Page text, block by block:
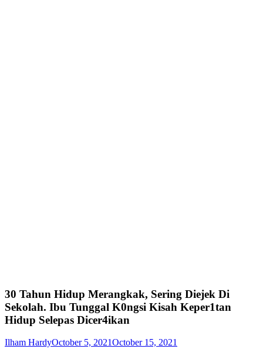
30 Tahun Hidup Merangkak, Sering Diejek Di
Sekolah. Ibu Tunggal K0ngsi Kisah Keper1tan
Hidup Selepas Dicer4ikan
Ilham HardyOctober 5, 2021October 15, 2021